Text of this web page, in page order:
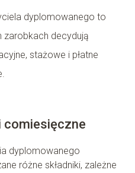
dyplomowanego to
zarobkach decydują
stażowe i płatne
dyplomowanego
różne składniki, zależne